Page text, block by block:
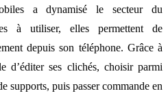
a dynamisé le secteur du
à utiliser, elles permettent de
depuis son téléphone. Grâce à
d’éditer ses clichés, choisir parmi
supports, puis passer commande en